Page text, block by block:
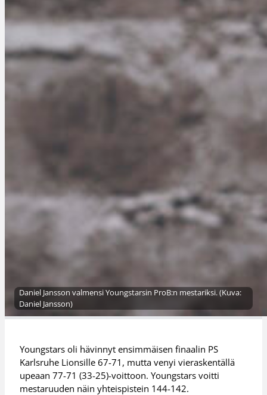
Daniel Jansson valmensi Youngstarsin ProB:n mestariksi. (Kuva:
Daniel Jansson)
Youngstars oli hävinnyt ensimmäisen finaalin PS
Karlsruhe Lionsille 67-71, mutta venyi vieraskentällä
upeaan 77-71 (33-25)-voittoon. Youngstars voitti
mestaruuden näin yhteispistein 144-142.